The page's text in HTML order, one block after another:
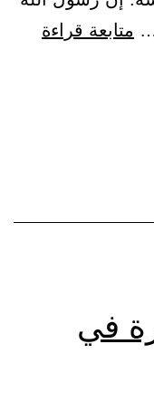
متابعة قراءة
في